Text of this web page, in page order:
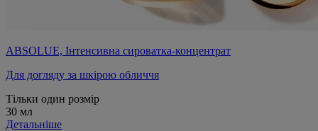
ABSOLUE, Інтенсивна сироватка-концентрат
Для догляду за шкірою обличчя
Тільки один розмір
30 мл
Детальніше